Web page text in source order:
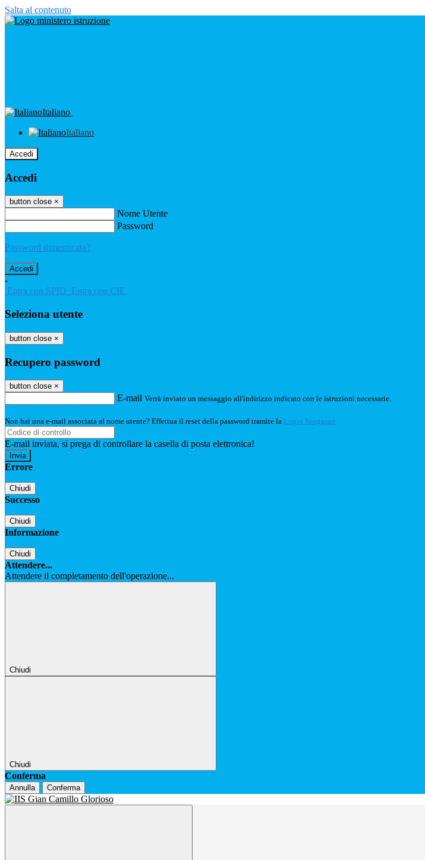
Salta al contenuto
Italiano
Italiano
Accedi
Accedi
button close ×
Nome Utente
Password
Password dimenticata?
-
Entra con SPID Entra con CIE
Seleziona utente
button close ×
Recupero password
button close ×
E-mail Verrà inviato un messaggio all'indirizzo indicato con le istruzioni necessarie.
Non hai una e-mail associata al nome utente? Effettua il reset della password tramite la Login Spaggiari
E-mail inviata, si prega di controllare la casella di posta elettronica!
Errore
Chiudi
Successo
Chiudi
Informazione
Chiudi
Attendere...
Attendere il completamento dell'operazione...
Chiudi
Chiudi
Conferma
Annulla Conferma